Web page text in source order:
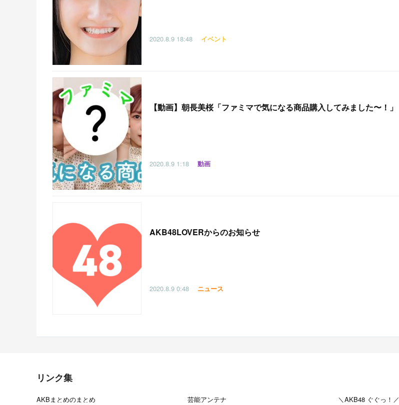
2020.8.9 18:48 イベント
【動画】朝長美桜「ファミマで気になる商品購入してみました〜！」
2020.8.9 1:18 動画
AKB48LOVERからのお知らせ
2020.8.9 0:48 ニュース
リンク集
AKBまとめのまとめ 芸能アンテナ ＼AKB48 ぐぐっ！／